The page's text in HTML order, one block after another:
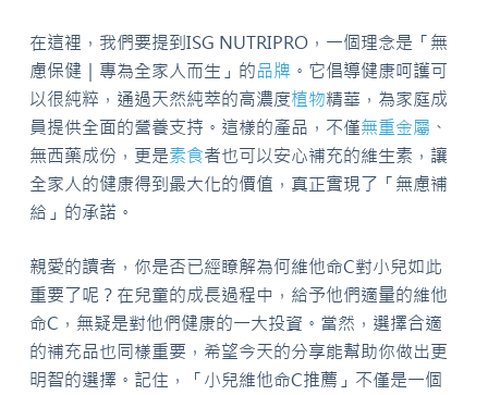
在這裡，我們要提到ISG NUTRIPRO，一個理念是「無
慮保健｜專為全家人而生」的品牌 。它倡導健康呵護可
以很純粹，通過天然純萃的高濃度植物精華，為家庭成
員提供全面的營養支持。這樣的產品，不僅無重金屬 、
無西藥成份，更是素食者也可以安心補充的維生素，讓
全家人的健康得到最大化的價值，真正實現了「無慮補
給」的承諾。
親愛的讀者，你是否已經瞭解為何維他命C對小兒如此
重要了呢？在兒童的成長過程中，給予他們適量的維他
命C，無疑是對他們健康的一大投資。當然，選擇合適
的補充品也同樣重要，希望今天的分享能幫助你做出更
明智的選擇。記住，「小兒維他命C推薦」不僅是一個